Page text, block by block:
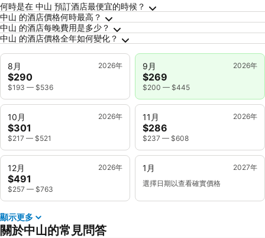
關於中山的常見問答
何時是在 中山 預訂酒店最便宜的時候？
中山 的酒店價格何時最高？
中山 的酒店每晚費用是多少？
中山 的酒店價格全年如何變化？
8月 2026年
$290
$193 — $536
9月 2026年
$269
$200 — $445
10月 2026年
$301
$217 — $521
11月 2026年
$286
$237 — $608
12月 2026年
$491
$257 — $763
1月
2027年
選擇日期以查看確實價格
顯示更多
關於中山的常見問答